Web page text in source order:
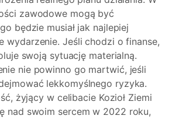
zawodowe mogą być
będzie musiał jak najlepiej
wydarzenie. Jeśli chodzi o finanse,
swoją sytuację materialną.
nie powinno go martwić, jeśli
lekkomyślnego ryzyka.
żyjący w celibacie Kozioł Ziemi
nad swoim sercem w 2022 roku,